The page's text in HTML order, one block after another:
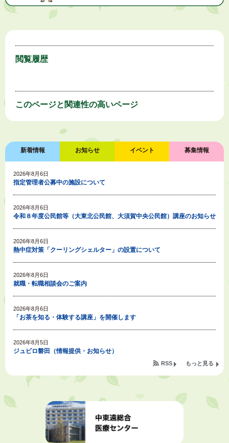
閲覧履歴
このページと 関連性の高いページ
新着情報 お知らせ イベント 募集情報
2026年8月6日
指定管理者公募中の施設について
2026年8月6日
令和８年度公民館等（大東北公民館、大須賀中央公民館）講座のお知らせ
2026年8月6日
熱中症対策「クーリングシェルター」の設置について
2026年8月6日
就職・転職相談会のご案内
2026年8月6日
「お茶を知る・体験する講座」を開催します
2026年8月5日
ジュビロ磐田（情報提供・お知らせ）
2026年8月5日
掛川市広告入り窓口封筒無償提供者募集
2026年8月4日
【日本DX大賞2026】ポスターセッション最優秀賞を受賞しました！
もっと見る
RSS